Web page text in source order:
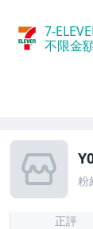
7-
不限金
粉
正評